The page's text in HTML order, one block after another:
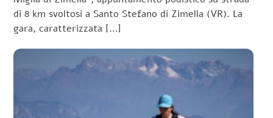
di 8 km svoltosi a Santo Stefano di Zimella (VR). La
gara, caratterizzata […]